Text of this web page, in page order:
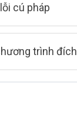
cú pháp
trình đích